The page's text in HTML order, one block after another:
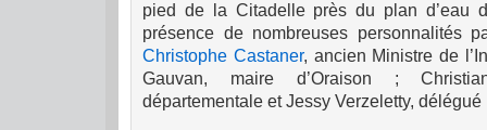
pied de la Citadelle près du plan d’eau
présence de nombreuses personnalités
Christophe Castaner, ancien Ministre de
Gauvan, maire d’Oraison ;
départementale et Jessy Verzeletty,